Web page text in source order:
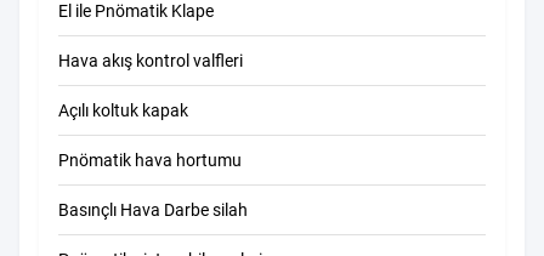
El ile Pnömatik Klape
Hava akış kontrol valfleri
Açılı koltuk kapak
Pnömatik hava hortumu
Basınçlı Hava Darbe silah